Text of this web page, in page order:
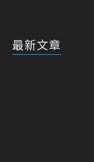
最新文章